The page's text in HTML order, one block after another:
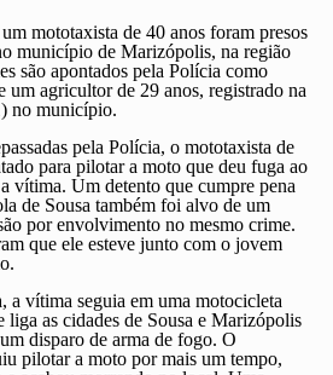
mototaxista de 40 anos foram presos
município de Marizópolis, na região
são apontados pela Polícia como
um agricultor de 29 anos, registrado na
no município.
pela Polícia, o mototaxista de
para pilotar a moto que deu fuga ao
vítima. Um detento que cumpre pena
de Sousa também foi alvo de um
por envolvimento no mesmo crime.
que ele esteve junto com o jovem
a vítima seguia em uma motocicleta
liga as cidades de Sousa e Marizópolis
disparo de arma de fogo. O
pilotar a moto por mais um tempo,